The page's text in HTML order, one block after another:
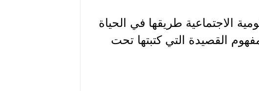
الاجتماعية طريقها في الحياة
القصيدة التي كتبتها تحت